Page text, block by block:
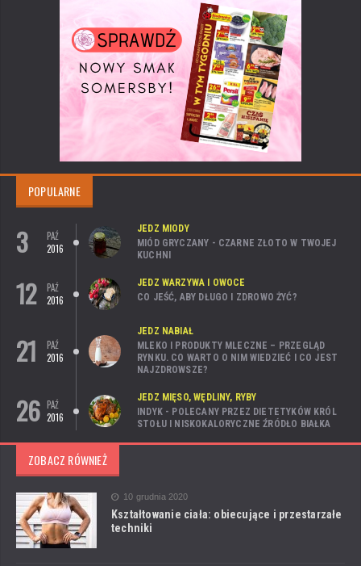
POPULARNE
3
PAŹ
2016
JEDZ MIODY
MIÓD GRYCZANY - CZARNE ZŁOTO W TWOJEJ
KUCHNI
12
PAŹ
2016
JEDZ WARZYWA I OWOCE
CO JEŚĆ, ABY DŁUGO I ZDROWO ŻYĆ?
21
PAŹ
2016
JEDZ NABIAŁ
MLEKO I PRODUKTY MLECZNE – PRZEGLĄD
RYNKU. CO WARTO O NIM WIEDZIEĆ I CO JEST
NAJZDROWSZE?
26 PAŹ
2016
JEDZ MIĘSO, WĘDLINY, RYBY
INDYK - POLECANY PRZEZ DIETETYKÓW KRÓL
STOŁU I NISKOKALORYCZNE ŹRÓDŁO BIAŁKA
ZOBACZ RÓWNIEŻ
10 grudnia 2020
Kształtowanie ciała: obiecujące i przestarzałe
techniki